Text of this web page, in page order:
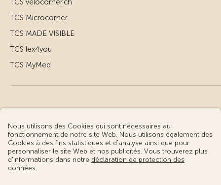
TCS velocorner.ch
TCS Microcorner
TCS MADE VISIBLE
TCS lex4you
TCS MyMed